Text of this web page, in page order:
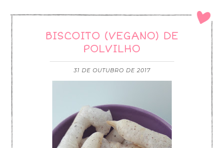
BISCOITO (VEGANO) DE
POLVILHO
31 DE OUTUBRO DE 2017